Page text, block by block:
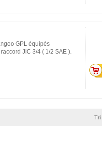
GPL équipés
JIC 3/4 ( 1/2 SAE ).
Tri